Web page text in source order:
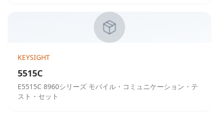
KEYSIGHT
5515C
E5515C 8960シリーズ モバイル・コミュニケーション・テ
スト・セット